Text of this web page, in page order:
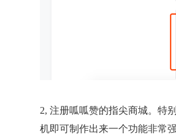
2, 注册呱呱赞的指尖商城。特
机即可制作出来一个功能非常